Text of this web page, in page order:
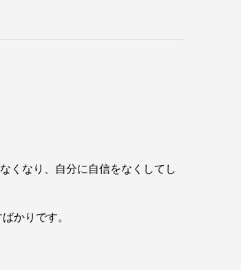
くなり、自分に自信をなくしてし
かりです。